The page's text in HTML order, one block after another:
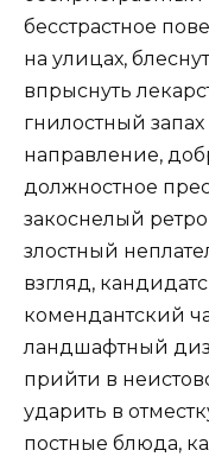
бесстрастное
на улицах,
впрыснуть
гнилостный
направление,
должностное
закоснелый
злостный
взгляд,
комендантский
ландшафтный
прийти в
ударить в
постные блюда,